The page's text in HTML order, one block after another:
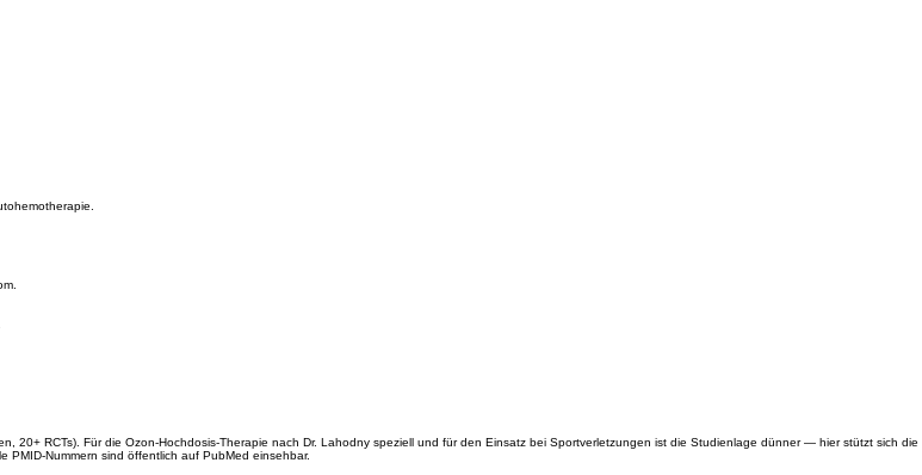
20+ RCTs). Für die Ozon-Hochdosis-Therapie nach Dr. Lahodny speziell und für den Einsatz bei Sportverletzungen ist die Studienlage dünner — hier stützt sich die
Nummern sind öffentlich auf PubMed einsehbar.